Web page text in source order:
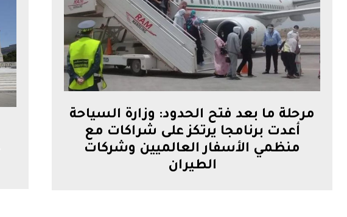
مرحلة ما بعد فتح الحدود: وزارة السياحة
أعدت برنامجا يرتكز على شراكات مع
منظمي الأسفار العالميين وشركات
الطيران